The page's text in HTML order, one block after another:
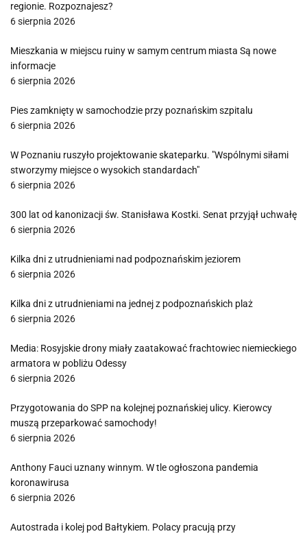
regionie. Rozpoznajesz?
6 sierpnia 2026
Mieszkania w miejscu ruiny w samym centrum miasta Są nowe
informacje
6 sierpnia 2026
Pies zamknięty w samochodzie przy poznańskim szpitalu
6 sierpnia 2026
W Poznaniu ruszyło projektowanie skateparku. "Wspólnymi siłami
stworzymy miejsce o wysokich standardach"
6 sierpnia 2026
300 lat od kanonizacji św. Stanisława Kostki. Senat przyjął uchwałę
6 sierpnia 2026
Kilka dni z utrudnieniami nad podpoznańskim jeziorem
6 sierpnia 2026
Kilka dni z utrudnieniami na jednej z podpoznańskich plaż
6 sierpnia 2026
Media: Rosyjskie drony miały zaatakować frachtowiec niemieckiego
armatora w pobliżu Odessy
6 sierpnia 2026
Przygotowania do SPP na kolejnej poznańskiej ulicy. Kierowcy
muszą przeparkować samochody!
6 sierpnia 2026
Anthony Fauci uznany winnym. W tle ogłoszona pandemia
koronawirusa
6 sierpnia 2026
Autostrada i kolej pod Bałtykiem. Polacy pracują przy